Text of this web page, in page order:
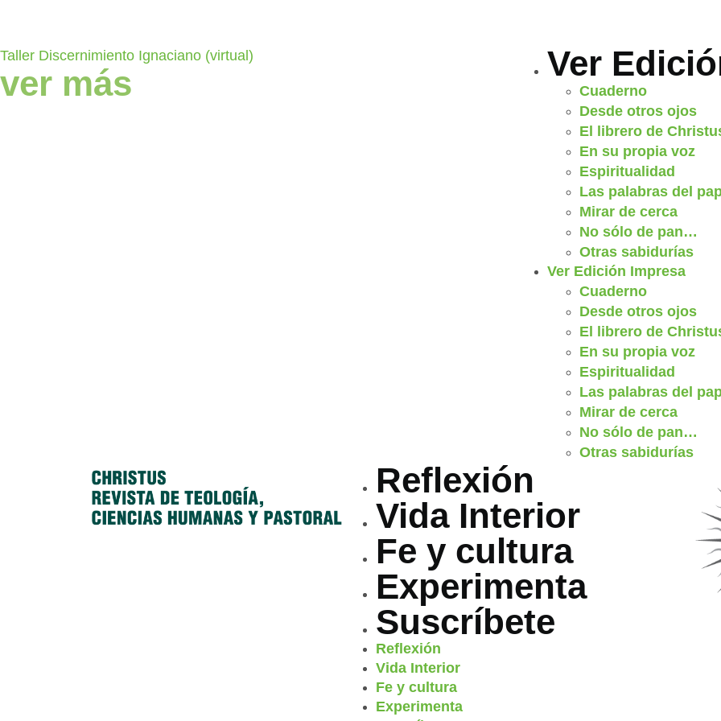
Taller Discernimiento Ignaciano (virtual)
ver más
Ver
Cuaderno
Desde otros ojos
El librero de
En su propia voz
Espiritualidad
Las palabras del
Mirar de cerca
No sólo de pan…
Otras sabidurías
Ver Edición Impresa
Cuaderno
Desde otros ojos
El librero de
En su propia voz
Espiritualidad
Las palabras del
Mirar de cerca
No sólo de pan…
Otras sabidurías
Reflexión
Vida Interior
Fe y cultura
Experimenta
Suscríbete
Reflexión
Vida Interior
Fe y cultura
Experimenta